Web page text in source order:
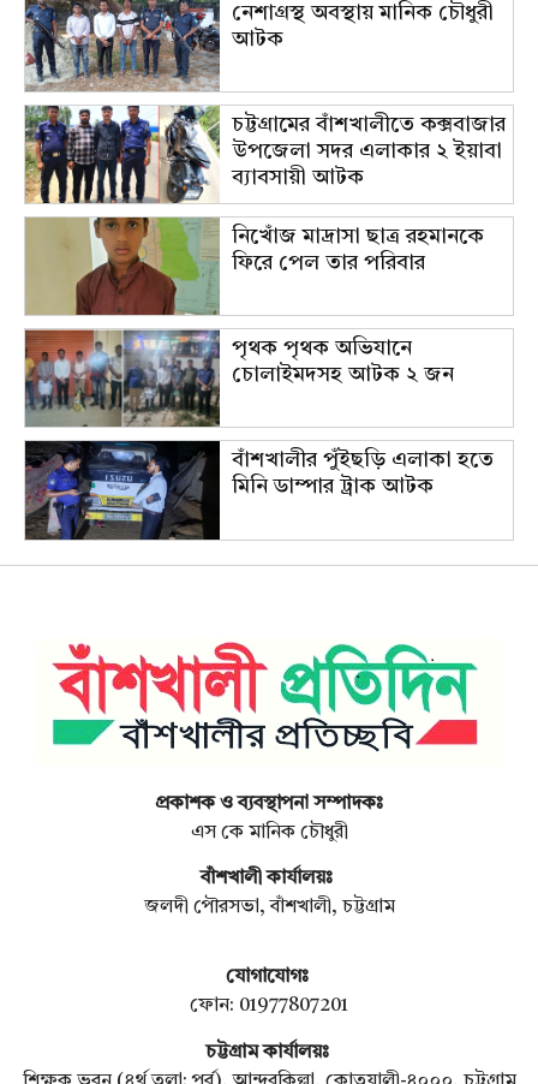
নেশাগ্রস্থ অবস্থায় মানিক চৌধুরী
আটক
চট্টগ্রামের বাঁশখালীতে কক্সবাজার
উপজেলা সদর এলাকার ২ ইয়াবা
ব্যাবসায়ী আটক
নিখোঁজ মাদ্রাসা ছাত্র রহমানকে
ফিরে পেল তার পরিবার
পৃথক পৃথক অভিযানে
চোলাইমদসহ আটক ২ জন
বাঁশখালীর পুঁইছড়ি এলাকা হতে
মিনি ডাম্পার ট্রাক আটক
প্রকাশক ও ব্যবস্থাপনা সম্পাদকঃ
এস কে মানিক চৌধুরী
বাঁশখালী কার্যালয়ঃ
জলদী পৌরসভা, বাঁশখালী, চট্টগ্রাম
যোগাযোগঃ
ফোন: 01977807201
চট্টগ্রাম কার্যালয়ঃ